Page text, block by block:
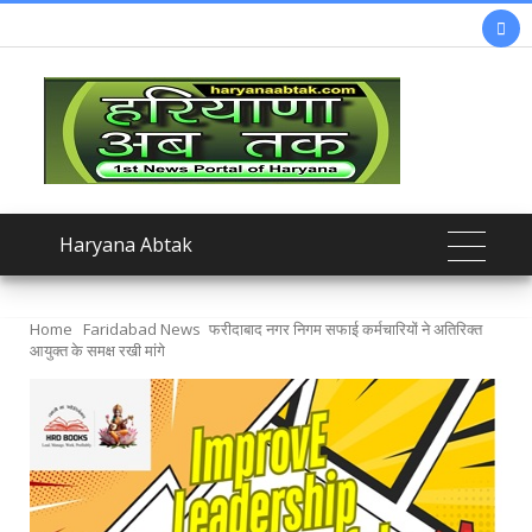

Haryana Abtak
Home Faridabad News फरीदाबाद नगर निगम सफाई कर्मचारियों ने अतिरिक्त
आयुक्त के समक्ष रखी मांगे